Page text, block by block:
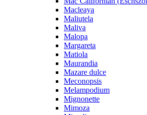
Macleaya
Maliutela
Maliva
Malopa
Margareta
Matiola
Maurandia
Mazare dulce
Meconopsis
Melampodium
Mignonette
Mimoza